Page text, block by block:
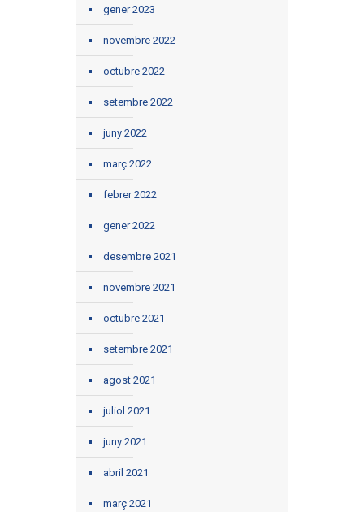
gener 2023
novembre 2022
octubre 2022
setembre 2022
juny 2022
març 2022
febrer 2022
gener 2022
desembre 2021
novembre 2021
octubre 2021
setembre 2021
agost 2021
juliol 2021
juny 2021
abril 2021
març 2021